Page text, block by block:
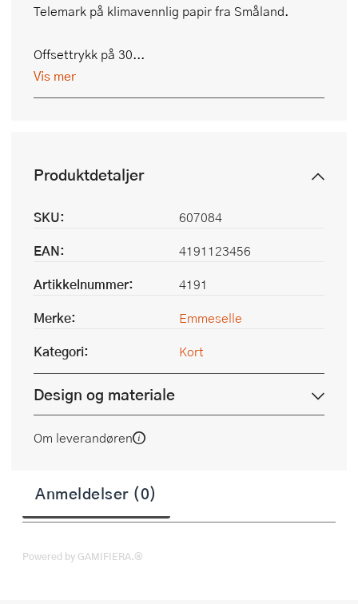
Telemark på klimavennlig papir fra Småland.
Offsettrykk på 30...
Vis mer
Produktdetaljer
SKU:
607084
EAN:
4191123456
Artikkelnummer:
4191
Merke:
Emmeselle
Kategori:
Kort
Design og materiale
Om leverandøren
Anmeldelser (0)
Powered by GAMIFIERA.®